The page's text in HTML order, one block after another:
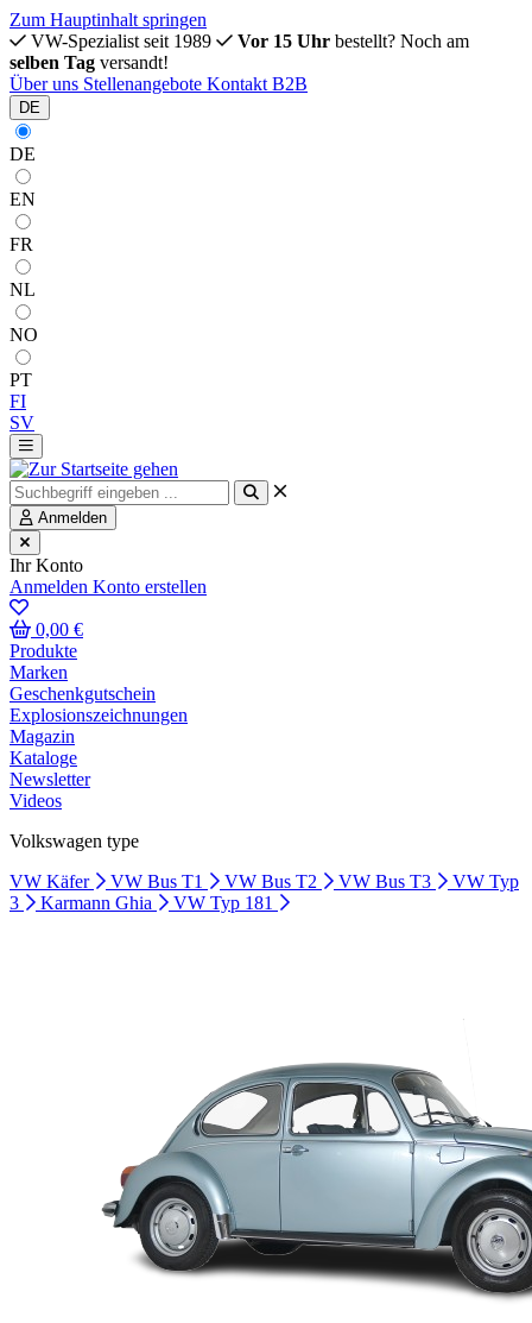
Zum Hauptinhalt springen
VW-Spezialist seit 1989
Vor 15 Uhr bestellt? Noch am
selben Tag versandt!
Über uns Stellenangebote Kontakt B2B
DE
DE
EN
FR
NL
NO
PT
FI
SV
Anmelden
Ihr Konto
Anmelden Konto erstellen
0,00 €
Produkte
Marken
Geschenkgutschein
Explosionszeichnungen
Magazin
Kataloge
Newsletter
Videos
Volkswagen type
VW Käfer
VW Bus T1 VW Bus T2 VW Bus T3
VW Typ
3
Karmann Ghia VW Typ 181